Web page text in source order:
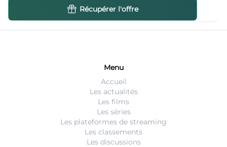
Récupérer l'offre
Menu
Accueil
Les actualités
Les films
Les séries
Les plateformes de streaming
Les classements
Les discussions